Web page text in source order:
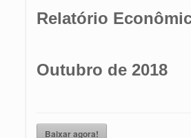
Relatório
Outubro de 2018
Baixar agora!